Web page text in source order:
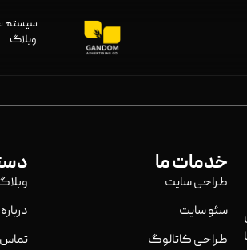
سیستم
وبلاگ
خدمات ما
طراحی سایت
سئو سایت
طراحی کاتالوگ
تماس